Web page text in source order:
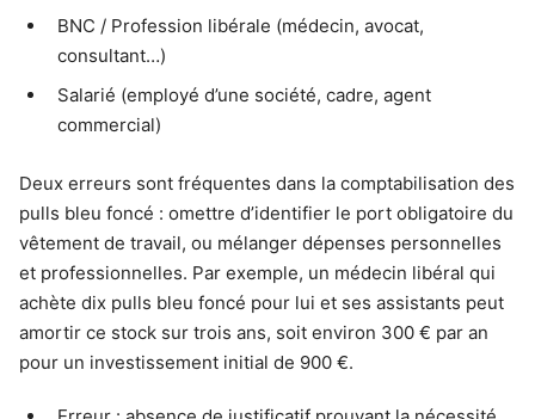
BNC / Profession libérale (médecin, avocat,
consultant…)
Salarié (employé d’une société, cadre, agent
commercial)
Deux erreurs sont fréquentes dans la comptabilisation des
pulls bleu foncé : omettre d’identifier le port obligatoire du
vêtement de travail, ou mélanger dépenses personnelles
et professionnelles. Par exemple, un médecin libéral qui
achète dix pulls bleu foncé pour lui et ses assistants peut
amortir ce stock sur trois ans, soit environ 300 € par an
pour un investissement initial de 900 €.